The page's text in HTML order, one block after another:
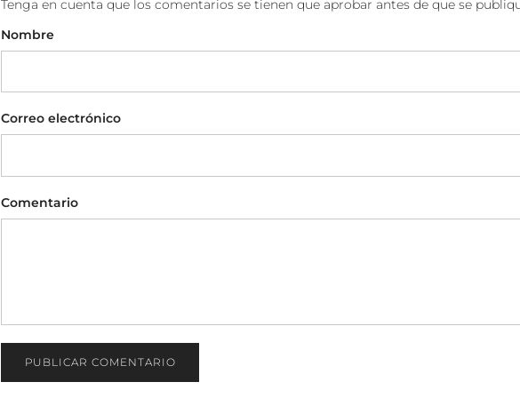
Tenga en cuenta que los comentarios se tienen que aprobar antes de que se
Nombre
Correo electrónico
Comentario
PUBLICAR COMENTARIO